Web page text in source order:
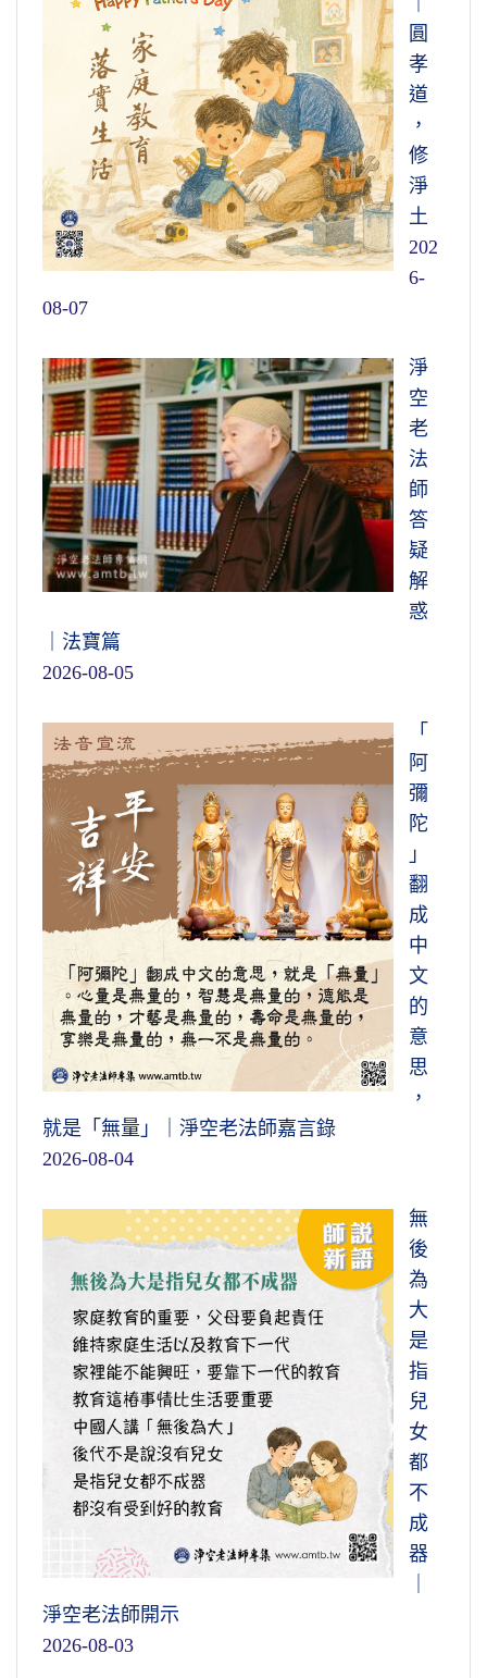
圓
孝
道
，
修
淨
土
202
6-
08-07
淨
空
老
法
師
答
疑
解
惑
｜法寶篇
2026-08-05
「
阿
彌
陀
」
翻
成
中
文
的
意
思
，
就是「無量」｜淨空老法師嘉言錄
2026-08-04
無
後
為
大
是
指
兒
女
都
不
成
器
淨空老法師開示
2026-08-03